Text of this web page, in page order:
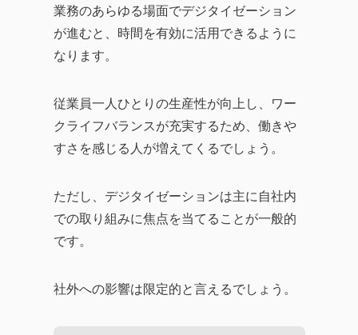
業務のあらゆる場面でデジタイゼーション
が進むと、時間を有効に活用できるように
なります。
従業員一人ひとりの生産性が向上し、ワー
クライフバランスが充実するため、働きや
すさを感じる人が増えてくるでしょう。
ただし、デジタイゼーションは主に自社内
での取り組みに焦点を当てることが一般的
です。
社外への影響は限定的と言えるでしょう。